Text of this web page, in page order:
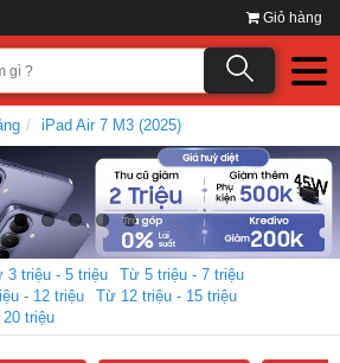
Giỏ hàng
iPad Air 7 M3 (2025)
3 triệu - 5 triệu
Từ 5 triệu - 7 triệu
- 12 triệu
Từ 12 triệu - 15 triệu
20 triệu